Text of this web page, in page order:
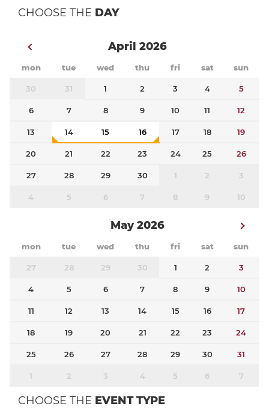
CHOOSE THE DAY
April 2026
mon tue wed thu fri sat sun
30 31 1 2 3 4 5
6 7 8 9 10 11 12
13 14 15 16 17 18 19
20 21 22 23 24 25 26
27 28 29 30 1 2 3
4 5 6 7 8 9 10
May 2026
mon tue wed thu fri sat sun
27 28 29 30 1 2 3
4 5 6 7 8 9 10
11 12 13 14 15 16 17
18 19 20 21 22 23 24
25 26 27 28 29 30 31
1 2 3 4 5 6 7
CHOOSE THE EVENT TYPE